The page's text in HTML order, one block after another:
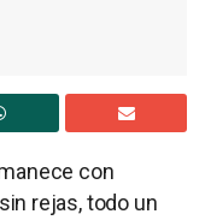
con
rejas, todo un